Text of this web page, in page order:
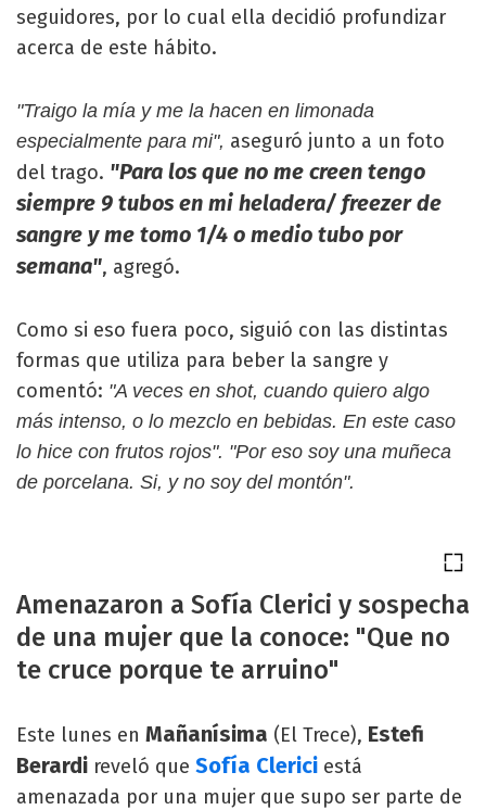
seguidores, por lo cual ella decidió profundizar
acerca de este hábito.
"Traigo la mía y me la hacen en limonada
especialmente para mi", aseguró junto a un foto
del trago. "Para los que no me creen tengo
siempre 9 tubos en mi heladera/ freezer de
sangre y me tomo 1/4 o medio tubo por
semana", agregó.
Como si eso fuera poco, siguió con las distintas
formas que utiliza para beber la sangre y
comentó: "A veces en shot, cuando quiero algo
más intenso, o lo mezclo en bebidas. En este caso
lo hice con frutos rojos". "Por eso soy una muñeca
de porcelana. Si, y no soy del montón".
Amenazaron a Sofía Clerici y sospecha
de una mujer que la conoce: "Que no
te cruce porque te arruino"
Este lunes en Mañanísima (El Trece), Estefi
Berardi reveló que Sofía Clerici está
amenazada por una mujer que supo ser parte de